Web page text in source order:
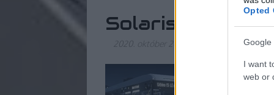
Opted
Google
I want
web or
Solaris Urbino
2020. október 20.
A Solaris már
A piaca nem